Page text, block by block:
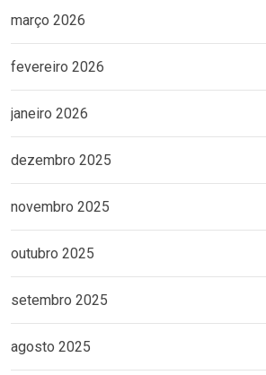
março 2026
fevereiro 2026
janeiro 2026
dezembro 2025
novembro 2025
outubro 2025
setembro 2025
agosto 2025